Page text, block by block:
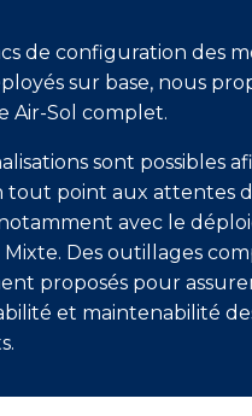
de configuration des
sur base, nous
Air-Sol complet.
sont possibles
tout point aux attentes
avec le
Mixte. Des outillages
proposés pour
et maintenabilité